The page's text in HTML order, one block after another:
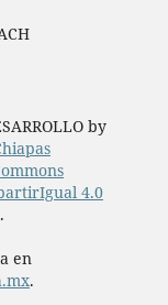
by
4.0
.
en
.